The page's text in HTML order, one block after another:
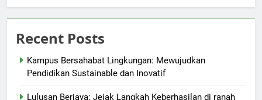
Recent Posts
Kampus Bersahabat Lingkungan: Mewujudkan
Pendidikan Sustainable dan Inovatif
Lulusan Berjaya: Jejak Langkah Keberhasilan di ranah